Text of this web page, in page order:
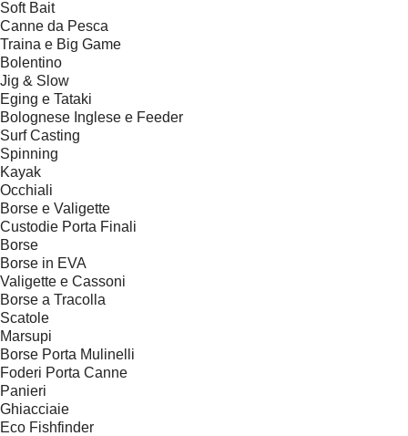
Soft Bait
Canne da Pesca
Traina e Big Game
Bolentino
Jig & Slow
Eging e Tataki
Bolognese Inglese e Feeder
Surf Casting
Spinning
Kayak
Occhiali
Borse e Valigette
Custodie Porta Finali
Borse
Borse in EVA
Valigette e Cassoni
Borse a Tracolla
Scatole
Marsupi
Borse Porta Mulinelli
Foderi Porta Canne
Panieri
Ghiacciaie
Eco Fishfinder